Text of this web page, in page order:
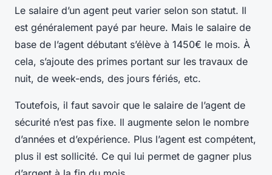
Le salaire d’un agent peut varier selon son statut. Il
est généralement payé par heure. Mais le salaire de
base de l’agent débutant s’élève à 1450€ le mois. À
cela, s’ajoute des primes portant sur les travaux de
nuit, de week-ends, des jours fériés, etc.
Toutefois, il faut savoir que le salaire de l’agent de
sécurité n’est pas fixe. Il augmente selon le nombre
d’années et d’expérience. Plus l’agent est compétent,
plus il est sollicité. Ce qui lui permet de gagner plus